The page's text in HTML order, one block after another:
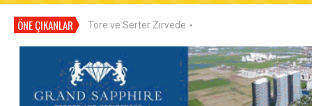
ÖNE ÇIKANLAR Töre ve Serter Zirvede •